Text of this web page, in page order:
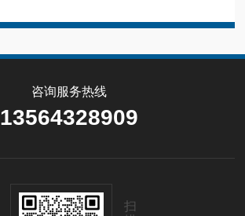
咨询服务热线
13564328909
扫